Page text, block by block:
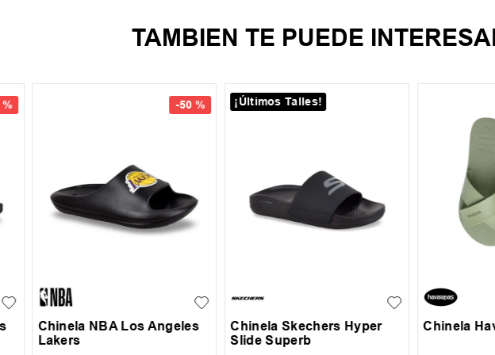
TAMBIEN TE PUEDE
% -50 %
43-44
Chinela NBA Los Angeles
Lakers
¡Últimos Talles!
Chinela Skechers Hyper
Slide Superb
Chinela